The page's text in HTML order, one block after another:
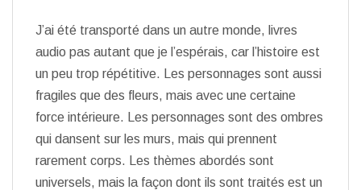
J’ai été transporté dans un autre monde, livres
audio pas autant que je l’espérais, car l’histoire est
un peu trop répétitive. Les personnages sont aussi
fragiles que des fleurs, mais avec une certaine
force intérieure. Les personnages sont des ombres
qui dansent sur les murs, mais qui prennent
rarement corps. Les thèmes abordés sont
universels, mais la façon dont ils sont traités est un